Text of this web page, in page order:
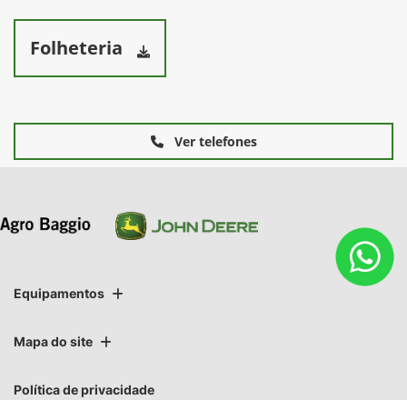
Folheteria
Ver telefones
Equipamentos
Mapa do site
Política de privacidade